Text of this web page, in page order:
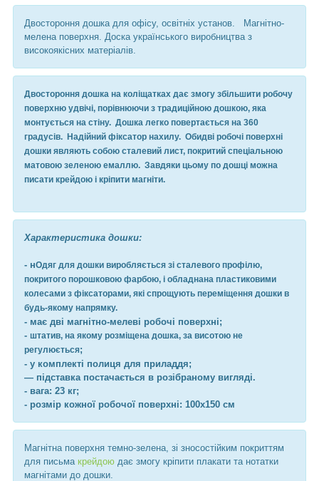
Двостороння дошка для офісу, освітніх установ. Магнітно-
мелена поверхня. Доска українського виробництва з
високоякісних матеріалів.
Двостороння дошка на коліщатках дає змогу збільшити робочу
поверхню удвічі, порівнюючи з традиційною дошкою, яка
монтується на стіну. Дошка легко повертається на 360
градусів. Надійний фіксатор нахилу. Обидві робочі поверхні
дошки являють собою сталевий лист, покритий спеціальною
матовою зеленою емаллю. Завдяки цьому по дошці можна
писати крейдою і кріпити магніти.
Характеристика дошки:
- нОдяг для дошки виробляється зі сталевого профілю,
покритого порошковою фарбою, і обладнана пластиковими
колесами з фіксаторами, які спрощують переміщення дошки в
будь-якому напрямку.
- має дві магнітно-мелеві робочі поверхні;
- штатив, на якому розміщена дошка, за висотою не
регулюється;
- у комплекті полиця для приладдя;
— підставка постачається в розібраному вигляді.
- вага: 23 кг;
- розмір кожної робочої поверхні: 100х150 см
Магнітна поверхня темно-зелена, зі зносостійким покриттям
для письма крейдою дає змогу кріпити плакати та нотатки
магнітами до дошки.